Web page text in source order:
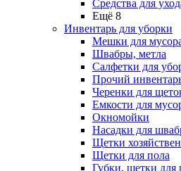
Средства для
Ещё 8
Инвентарь для уборки
Мешки для
Швабры, метла
Салфетки для
Прочий
Черенки для
Емкости для
Окномойки
Насадки для
Щетки
Щетки для пола
Губки, щетки для